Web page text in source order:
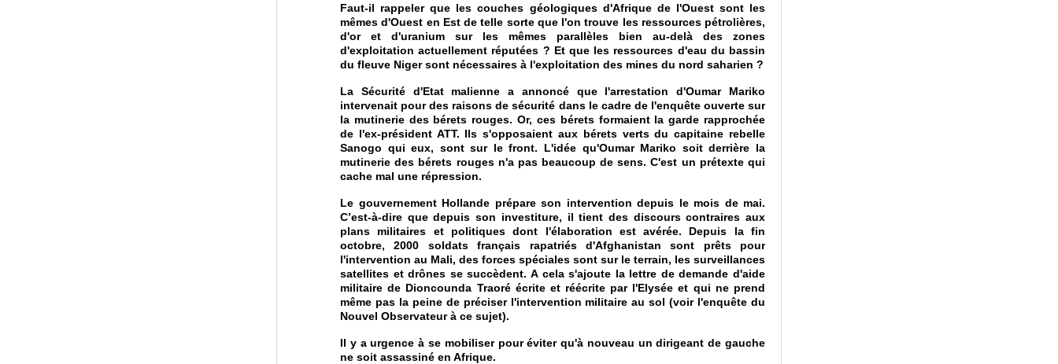
Faut-il rappeler que les couches géologiques d'Afrique de l'Ouest sont les
mêmes d'Ouest en Est de telle sorte que l'on trouve les ressources pétrolières,
d'or et d'uranium sur les mêmes parallèles bien au-delà des zones
d'exploitation actuellement réputées ? Et que les ressources d'eau du bassin
du fleuve Niger sont nécessaires à l'exploitation des mines du nord saharien ?
La Sécurité d'Etat malienne a annoncé que l'arrestation d'Oumar Mariko
intervenait pour des raisons de sécurité dans le cadre de l'enquête ouverte sur
la mutinerie des bérets rouges. Or, ces bérets formaient la garde rapprochée
de l'ex-président ATT. Ils s'opposaient aux bérets verts du capitaine rebelle
Sanogo qui eux, sont sur le front. L'idée qu'Oumar Mariko soit derrière la
mutinerie des bérets rouges n'a pas beaucoup de sens. C'est un prétexte qui
cache mal une répression.
Le gouvernement Hollande prépare son intervention depuis le mois de mai.
C’est-à-dire que depuis son investiture, il tient des discours contraires aux
plans militaires et politiques dont l'élaboration est avérée. Depuis la fin
octobre, 2000 soldats français rapatriés d'Afghanistan sont prêts pour
l'intervention au Mali, des forces spéciales sont sur le terrain, les surveillances
satellites et drônes se succèdent. A cela s'ajoute la lettre de demande d'aide
militaire de Dioncounda Traoré écrite et réécrite par l'Elysée et qui ne prend
même pas la peine de préciser l'intervention militaire au sol (voir l'enquête du
Nouvel Observateur à ce sujet).
Il y a urgence à se mobiliser pour éviter qu'à nouveau un dirigeant de gauche
ne soit assassiné en Afrique.